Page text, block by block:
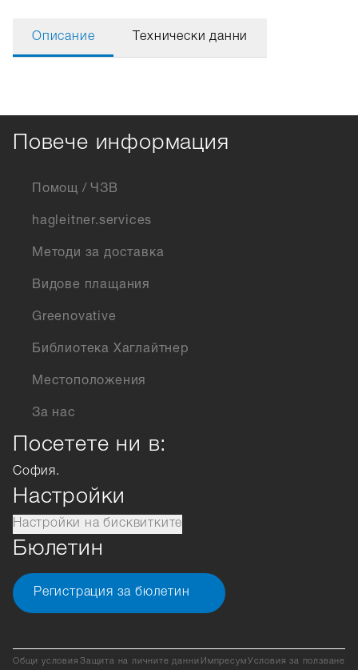
Описание Технически данни
Повече информация
Помощ / ЧЗВ
hagleitner.services
Методи за доставка
Видове плащания
Greenovative
Библиотека Хаглайтнер
Местоположения
За нас
Посетете ни в:
София.
Настройки
Настройки на бисквитките
Бюлетин
Регистрация за бюлетин
Общи условия Защита на личните данни ИмпресумУсловия за ползване